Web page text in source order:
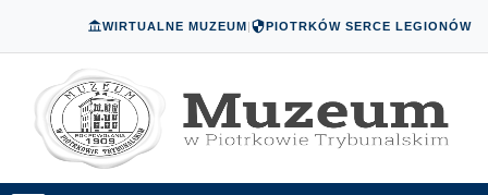
WIRTUALNE MUZEUM| PIOTRKÓW SERCE LEGIONÓW